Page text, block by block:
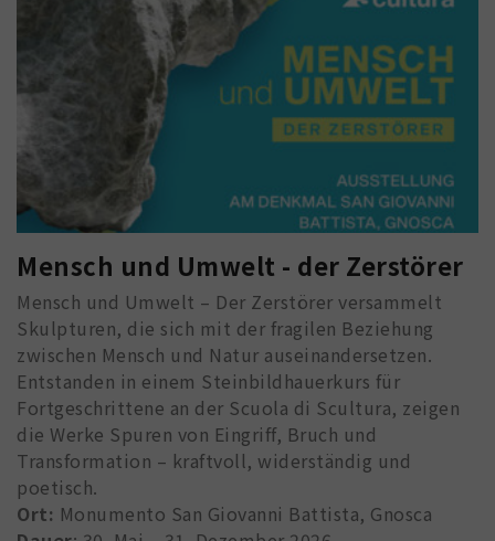
Mensch und Umwelt - der Zerstörer
Mensch und Umwelt – Der Zerstörer versammelt
Skulpturen, die sich mit der fragilen Beziehung
zwischen Mensch und Natur auseinandersetzen.
Entstanden in einem Steinbildhauerkurs für
Fortgeschrittene an der Scuola di Scultura, zeigen
die Werke Spuren von Eingriff, Bruch und
Transformation – kraftvoll, widerständig und
poetisch.
Ort: Monumento San Giovanni Battista, Gnosca